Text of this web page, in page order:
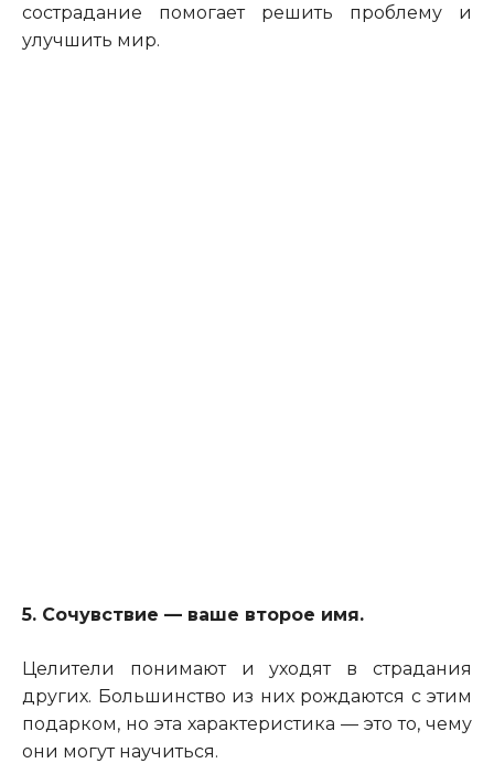
сострадание помогает решить проблему и
улучшить мир.
5. Сочувствие — ваше второе имя.
Целители понимают и уходят в страдания
других. Большинство из них рождаются с этим
подарком, но эта характеристика — это то, чему
они могут научиться.